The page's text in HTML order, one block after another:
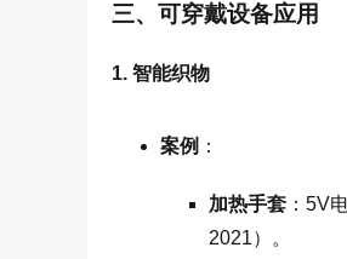
三、可穿戴设备应用
1. 智能织物
案例 ：
加热手套 ：5V
2021）。